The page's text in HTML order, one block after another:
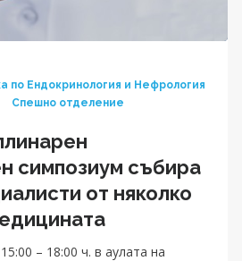
по Ендокринология и Нефрология
Спешно отделение
симпозиум събира
от няколко
– 18:00 ч. в аулата на